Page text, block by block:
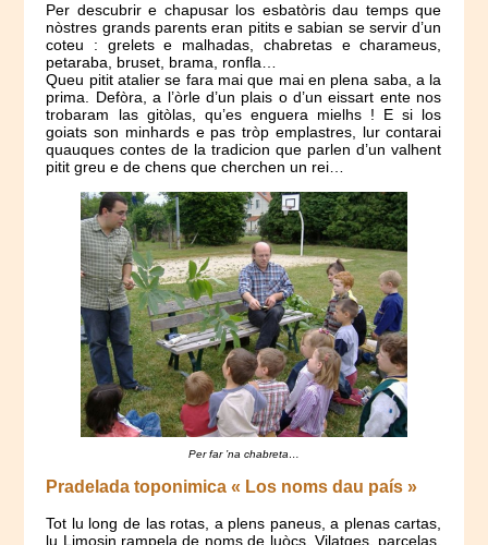
Per descubrir e chapusar los esbatòris dau temps que
nòstres grands parents eran pitits e sabian se servir d’un
coteu : grelets e malhadas, chabretas e charameus,
petaraba, bruset, brama, ronfla…
Queu pitit atalier se fara mai que mai en plena saba, a la
prima. Defòra, a l’òrle d’un plais o d’un eissart ente nos
trobaram las gitòlas, qu’es enguera mielhs ! E si los
goiats son minhards e pas tròp emplastres, lur contarai
quauques contes de la tradicion que parlen d’un valhent
pitit greu e de chens que cherchen un rei…
Per far ’na chabreta…
Pradelada toponimica « Los noms dau país »
Tot lu long de las rotas, a plens paneus, a plenas cartas,
lu Limosin rampela de noms de luòcs. Vilatges, parcelas,